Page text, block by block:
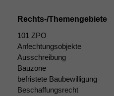
Rechts-/Themengebiete
101 ZPO
Anfechtungsobjekte
Ausschreibung
Bauzone
befristete Baubewilligung
Beschaffungsrecht